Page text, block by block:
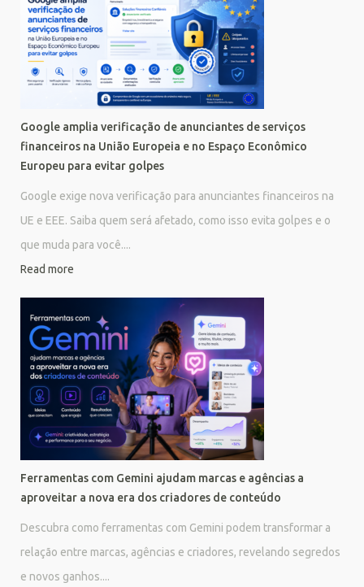
Google amplia verificação de anunciantes de serviços
financeiros na União Europeia e no Espaço Econômico
Europeu para evitar golpes
Google exige nova verificação para anunciantes financeiros na
UE e EEE. Saiba quem será afetado, como isso evita golpes e o
que muda para você....
Read more
Ferramentas com Gemini ajudam marcas e agências a
aproveitar a nova era dos criadores de conteúdo
Descubra como ferramentas com Gemini podem transformar a
relação entre marcas, agências e criadores, revelando segredos
e novos ganhos....